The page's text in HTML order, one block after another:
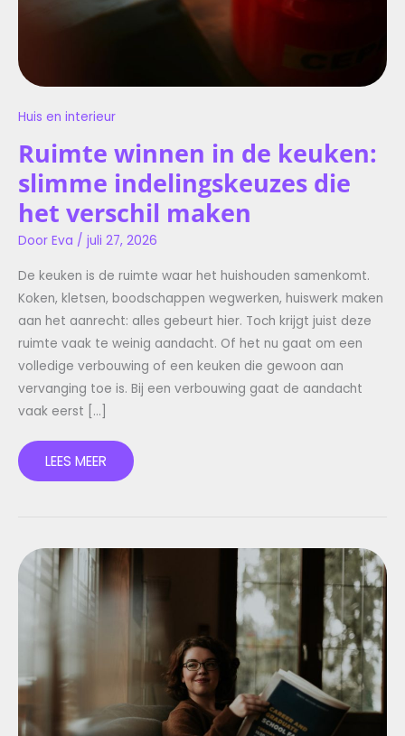
Huis en interieur
Ruimte winnen in de keuken:
slimme indelingskeuzes die
het verschil maken
Door Eva / juli 27, 2026
De keuken is de ruimte waar het huishouden samenkomt.
Koken, kletsen, boodschappen wegwerken, huiswerk maken
aan het aanrecht: alles gebeurt hier. Toch krijgt juist deze
ruimte vaak te weinig aandacht. Of het nu gaat om een
volledige verbouwing of een keuken die gewoon aan
vervanging toe is. Bij een verbouwing gaat de aandacht
vaak eerst […]
LEES MEER
SLIM
WONEN:
ZO
MAAK
JE
SLIMMER
GEDOE